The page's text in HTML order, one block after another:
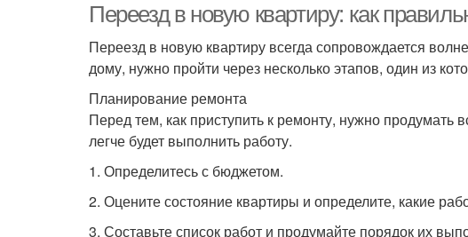
Переезд в новую квартиру: как
Переезд в новую квартиру всегда сопровождается
дому, нужно пройти через несколько этапов, один из
Планирование ремонта
Перед тем, как приступить к ремонту, нужно продумать
легче будет выполнить работу.
1. Определитесь с бюджетом.
2. Оцените состояние квартиры и определите, какие
3. Составьте список работ и продумайте порядок их